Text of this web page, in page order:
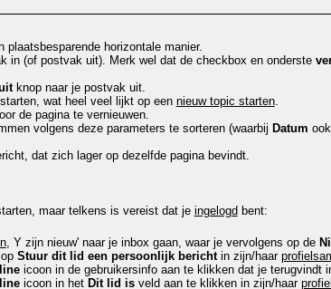
plaatsbesparende horizontale manier.
in (of postvak uit). Merk wel dat de checkbox en onderste
knop naar je postvak uit.
wat heel veel lijkt op een nieuw topic starten.
de pagina te vernieuwen.
volgens deze parameters te sorteren (waarbij Datum
dat zich lager op dezelfde pagina bevindt.
maar telkens is vereist dat je ingelogd bent:
, Y zijn nieuw' naar je inbox gaan, waar je vervolgens op de
Stuur dit lid een persoonlijk berichtin zijn/haar
icoon in de gebruikersinfo aan te klikken dat je terugvindt
icoon in het Dit lid isveld aan te klikken in zijn/haar profiel